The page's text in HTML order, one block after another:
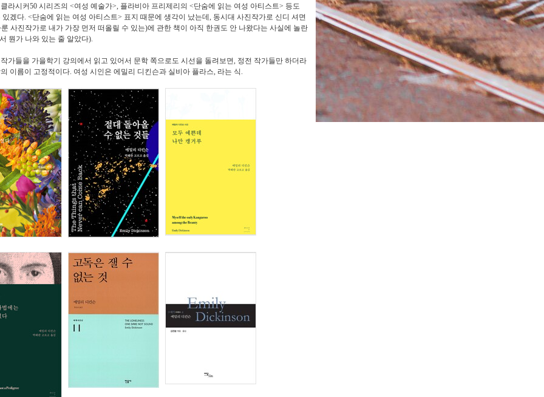
라시커50 시리즈의 <여성 예술가>, 플라비아 프리제리의 <단숨에 읽는 여성 아티스트> 등도
있겠다. <단숨에 읽는 여성 아티스트> 표지 때문에 생각이 났는데, 동시대 사진작가로 신디 셔면
사진작가로 내가 가장 먼저 떠올릴 수 있는)에 관한 책이 아직 한권도 안 나왔다는 사실에 놀란
뭔가 나와 있는 줄 알았다).
가들을 가을학기 강의에서 읽고 있어서 문학 쪽으로도 시선을 돌려보면, 정전 작가들만 하더라
이름이 고정적이다. 여성 시인은 에밀리 디킨슨과 실비아 플라스, 라는 식.